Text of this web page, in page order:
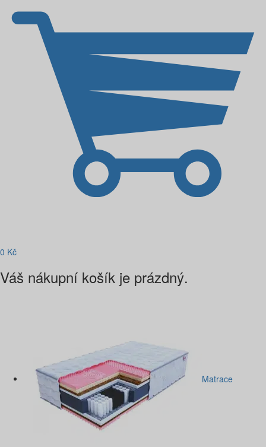
0 Kč
Váš nákupní košík je prázdný.
Matrace